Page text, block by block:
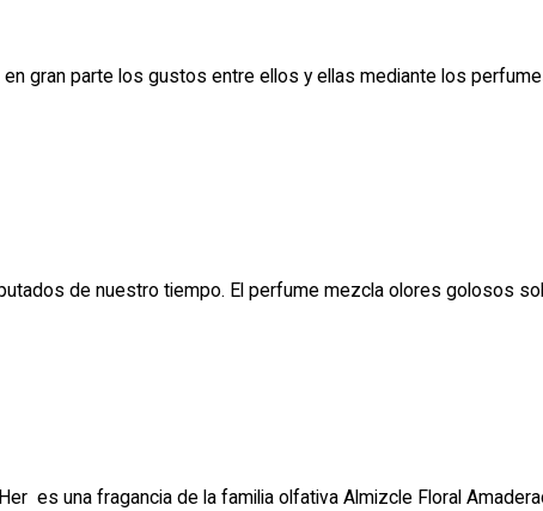
gran parte los gustos entre ellos y ellas mediante los
de nuestro tiempo. El perfume mezcla olores golosos
es una fragancia de la familia olfativa Almizcle Floral